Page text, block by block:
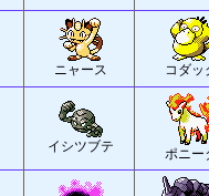
ニャース コダッ
イシツブテ ポニー